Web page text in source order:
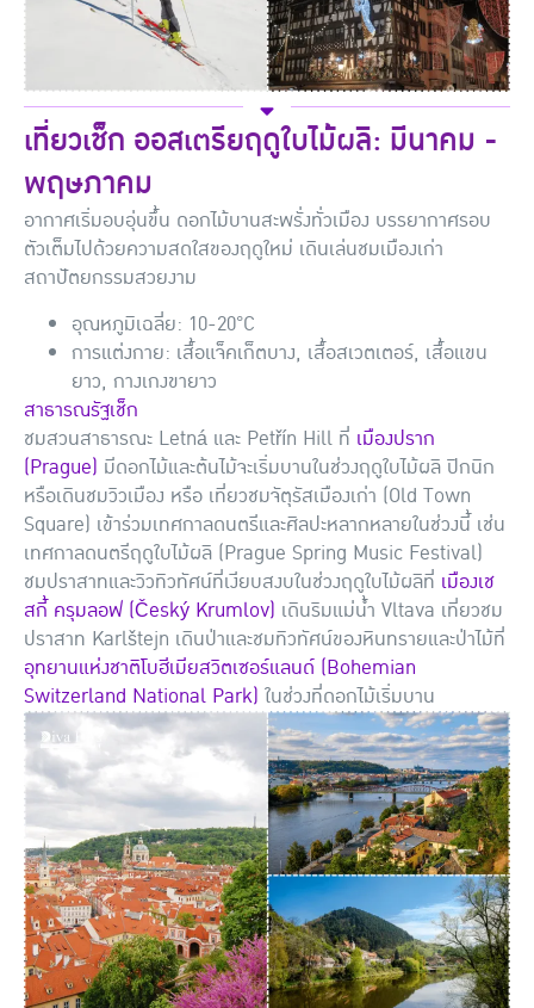
เที่ยวเช็ก ออสเตรียฤดูใบไม้ผลิ: มีนาคม -
พฤษภาคม
อากาศเริ่มอบอุ่นขึ้น ดอกไม้บานสะพรั่งทั่วเมือง บรรยากาศรอบ
ตัวเต็มไปด้วยความสดใสของฤดูใหม่ เดินเล่นชมเมืองเก่า
สถาปัตยกรรมสวยงาม
อุณหภูมิเฉลี่ย: 10-20°C
การแต่งกาย: เสื้อแจ็คเก็ตบาง, เสื้อสเวตเตอร์, เสื้อแขน
ยาว, กางเกงขายาว
สาธารณรัฐเช็ก
ชมสวนสาธารณะ Letná และ Petřín Hill ที่ เมืองปราก
(Prague) มีดอกไม้และต้นไม้จะเริ่มบานในช่วงฤดูใบไม้ผลิ ปิกนิก
หรือเดินชมวิวเมือง หรือ เที่ยวชมจัตุรัสเมืองเก่า (Old Town
Square) เข้าร่วมเทศกาลดนตรีและศิลปะหลากหลายในช่วงนี้ เช่น
เทศกาลดนตรีฤดูใบไม้ผลิ (Prague Spring Music Festival)
ชมปราสาทและวิวทิวทัศน์ที่เงียบสงบในช่วงฤดูใบไม้ผลิที่ เมืองเช
สกี้ ครุมลอฟ (Český Krumlov) เดินริมแม่น้ำ Vltava เที่ยวชม
ปราสาท Karlštejn เดินป่าและชมทิวทัศน์ของหินทรายและป่าไม้ที่
อุทยานแห่งชาติโบฮีเมียสวิตเซอร์แลนด์ (Bohemian
Switzerland National Park) ในช่วงที่ดอกไม้เริ่มบาน